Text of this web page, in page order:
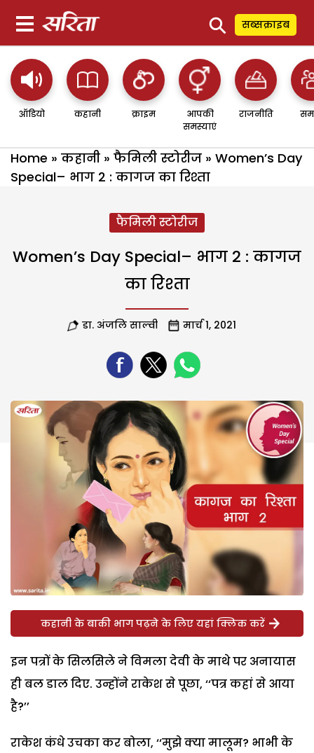
⚲ सब्सक्राइब
ऑडियो कहानी क्राइम
आपकी
समस्याएं
राजनीति
Home » कहानी » फैमिली स्टोरीज » Women’s Day
Special– भाग 2 : कागज का रिश्ता
फैमिली स्टोरीज
Women’s Day Special– भाग 2 : कागज
का रिश्ता
डा. अंजलि साल्वी मार्च 1, 2021
कहानी के बाकी भाग पढ़ने के लिए यहां क्लिक करें
इन पत्रों के सिलसिले ने विमला देवी के माथे पर अनायास
ही बल डाल दिए. उन्होंने राकेश से पूछा, ‘‘पत्र कहां से आया
है?’’
राकेश कंधे उचका कर बोला, ‘‘मुझे क्या मालूम? भाभी के